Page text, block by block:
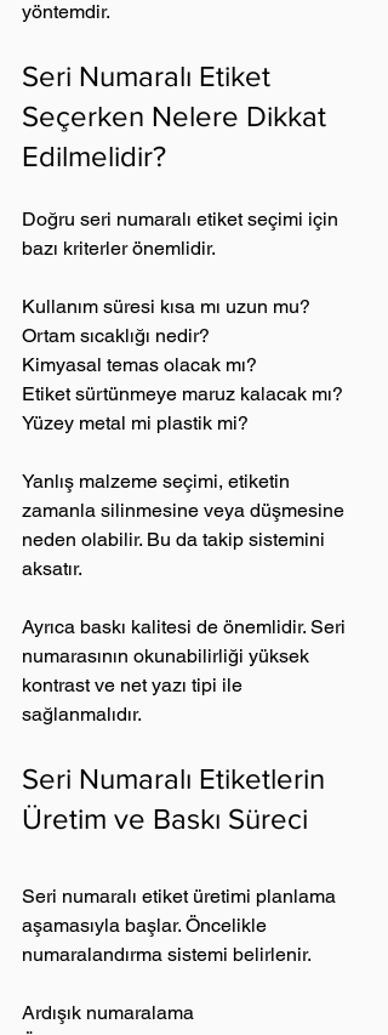
yöntemdir.
Seri Numaralı Etiket
Seçerken Nelere Dikkat
Edilmelidir?
Doğru seri numaralı etiket seçimi için
bazı kriterler önemlidir.
Kullanım süresi kısa mı uzun mu?
Ortam sıcaklığı nedir?
Kimyasal temas olacak mı?
Etiket sürtünmeye maruz kalacak mı?
Yüzey metal mi plastik mi?
Yanlış malzeme seçimi, etiketin
zamanla silinmesine veya düşmesine
neden olabilir. Bu da takip sistemini
aksatır.
Ayrıca baskı kalitesi de önemlidir. Seri
numarasının okunabilirliği yüksek
kontrast ve net yazı tipi ile
sağlanmalıdır.
Seri Numaralı Etiketlerin
Üretim ve Baskı Süreci
Seri numaralı etiket üretimi planlama
aşamasıyla başlar. Öncelikle
numaralandırma sistemi belirlenir.
Ardışık numaralama